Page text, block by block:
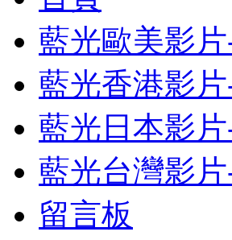
藍光歐美影片
藍光香港影片
藍光日本影片
藍光台灣影片
留言板